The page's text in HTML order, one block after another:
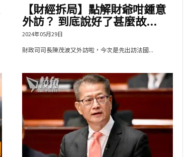
【財經拆局】點解財爺咁鍾意
外訪？ 到底說好了甚麼故...
2024年05月29日
財政司司長陳茂波又外訪啦，今次是先出訪法國...